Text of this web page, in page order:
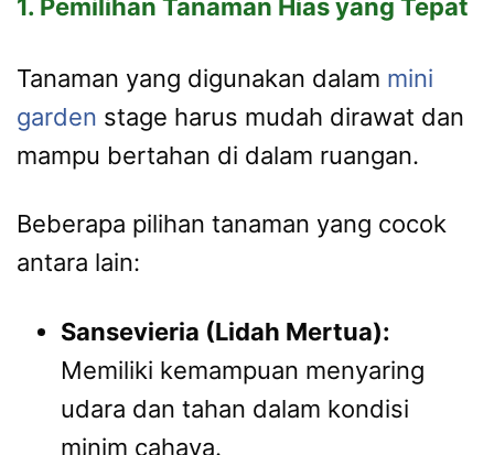
1. Pemilihan Tanaman Hias yang Tepat
Tanaman yang digunakan dalam mini
garden stage harus mudah dirawat dan
mampu bertahan di dalam ruangan.
Beberapa pilihan tanaman yang cocok
antara lain:
Sansevieria (Lidah Mertua):
Memiliki kemampuan menyaring
udara dan tahan dalam kondisi
minim cahaya.